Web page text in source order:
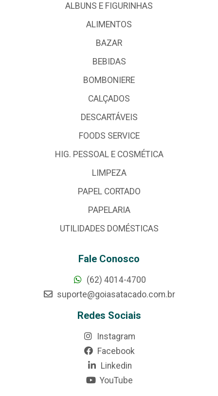
ALBUNS E FIGURINHAS
ALIMENTOS
BAZAR
BEBIDAS
BOMBONIERE
CALÇADOS
DESCARTÁVEIS
FOODS SERVICE
HIG. PESSOAL E COSMÉTICA
LIMPEZA
PAPEL CORTADO
PAPELARIA
UTILIDADES DOMÉSTICAS
Fale Conosco
(62) 4014-4700
suporte@goiasatacado.com.br
Redes Sociais
Instagram
Facebook
Linkedin
YouTube